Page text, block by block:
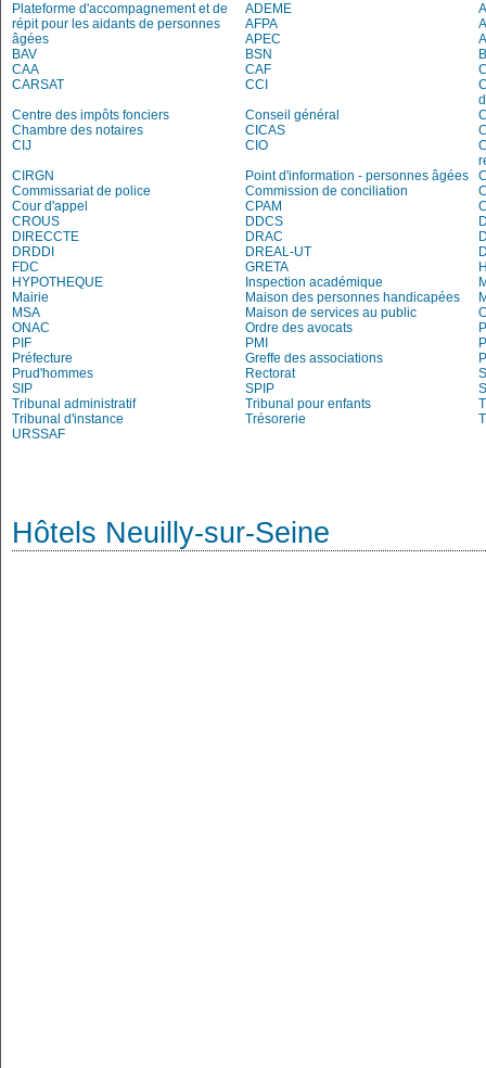
Plateforme d'accompagnement et de
répit pour les aidants de personnes
âgées
ADEME
AFPA
APEC
BAV
BSN
CAA
CAF
CARSAT
CCI
Centre des impôts fonciers
Conseil général
Chambre des notaires
CICAS
CIJ
CIO
CIRGN
Point d'information - personnes âgées
Commissariat de police
Commission de conciliation
Cour d'appel
CPAM
CROUS
DDCS
DIRECCTE
DRAC
DRDDI
DREAL-UT
FDC
GRETA
HYPOTHEQUE
Inspection académique
Mairie
Maison des personnes handicapées
MSA
Maison de services au public
ONAC
Ordre des avocats
PIF
PMI
Préfecture
Greffe des associations
Prud'hommes
Rectorat
SIP
SPIP
Tribunal administratif
Tribunal pour enfants
Tribunal d'instance
Trésorerie
URSSAF
Hôtels Neuilly-sur-Seine